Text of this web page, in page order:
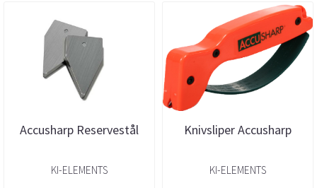
Accusharp Reservestål
KI-ELEMENTS
Knivsliper Accusharp
KI-ELEMENTS